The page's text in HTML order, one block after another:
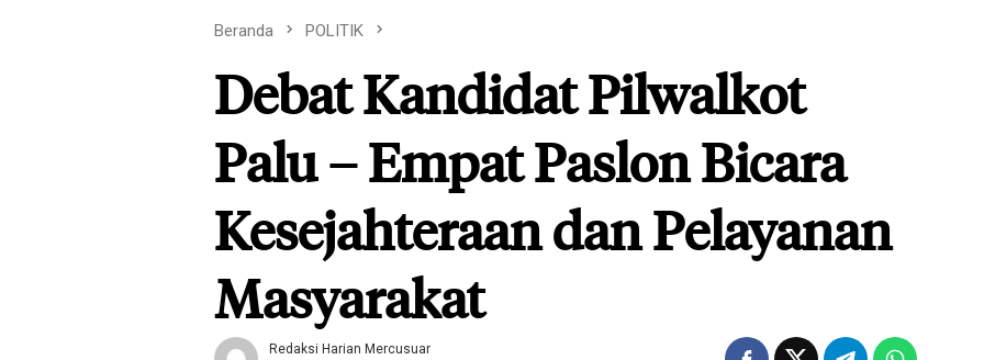
Beranda POLITIK
Debat Kandidat Pilwalkot
Palu – Empat Paslon Bicara
Kesejahteraan dan Pelayanan
Masyarakat
Redaksi Harian Mercusuar